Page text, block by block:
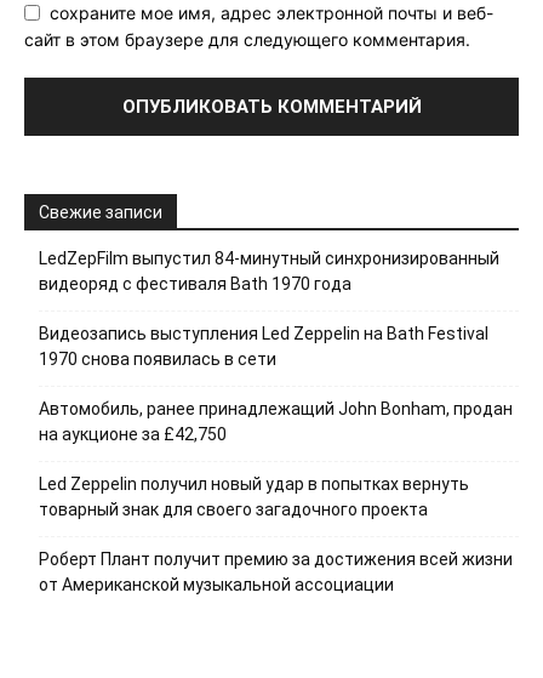
сохраните мое имя, адрес электронной почты и веб-
сайт в этом браузере для следующего комментария.
Свежие записи
LedZepFilm выпустил 84-минутный синхронизированный
видеоряд с фестиваля Bath 1970 года
Видеозапись выступления Led Zeppelin на Bath Festival
1970 снова появилась в сети
Автомобиль, ранее принадлежащий John Bonham, продан
на аукционе за £42,750
Led Zeppelin получил новый удар в попытках вернуть
товарный знак для своего загадочного проекта
Роберт Плант получит премию за достижения всей жизни
от Американской музыкальной ассоциации